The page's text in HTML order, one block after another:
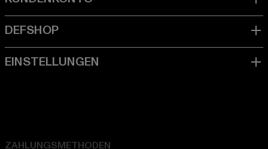
ZAHLUNGSMETHODEN